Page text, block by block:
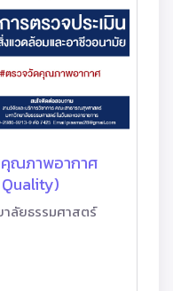
คุณภาพอากาศ
าลัยธรรมศาสตร์